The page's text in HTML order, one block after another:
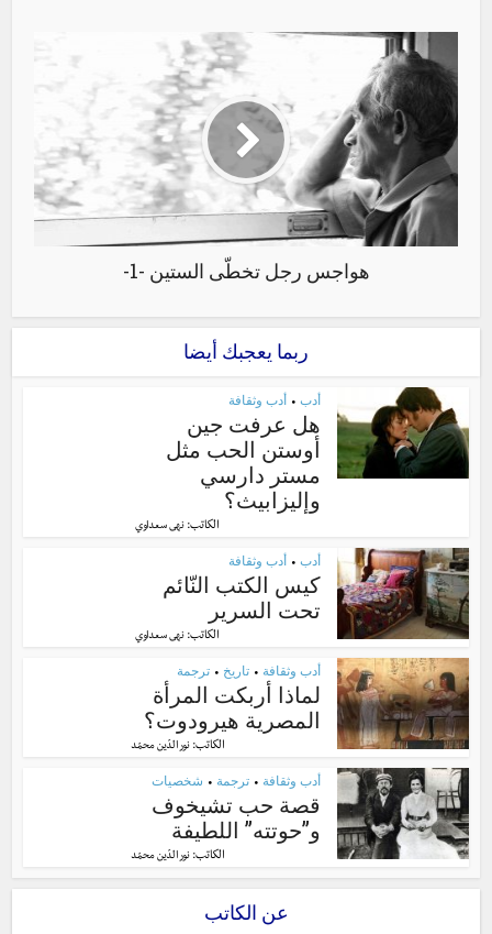
هواجس رجل تخطّى الستين -1-
ربما يعجبك أيضا
أدب • أدب وثقافة
هل عرفت جين
أوستن الحب مثل
مستر دارسي
وإليزابيث؟
الكاتب: نهى سعداوي
أدب • أدب وثقافة
كيس الكتب النّائم
تحت السرير
الكاتب: نهى سعداوي
أدب وثقافة • تاريخ • ترجمة
لماذا أربكت المرأة
المصرية هيرودوت؟
الكاتب:نور الدّين محمّد
أدب وثقافة • ترجمة • شخصيات
قصة حب تشيخوف
و”حوتته” اللطيفة
الكاتب:نور الدّين محمّد
عن الكاتب